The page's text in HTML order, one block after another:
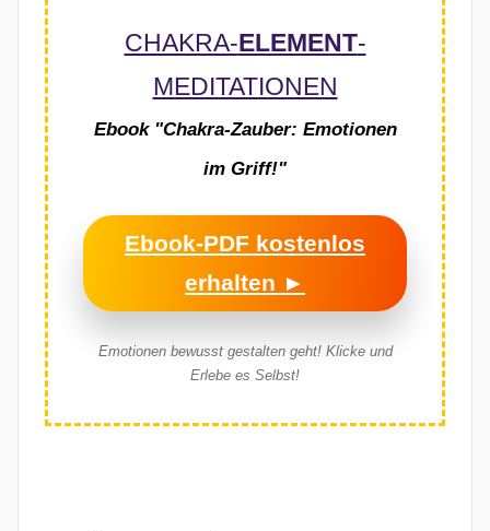
CHAKRA-ELEMENT-
MEDITATIONEN
Ebook "Chakra-Zauber: Emotionen
im Griff!"
Ebook-PDF kostenlos
erhalten ►
Emotionen bewusst gestalten geht! Klicke und
Erlebe es Selbst!